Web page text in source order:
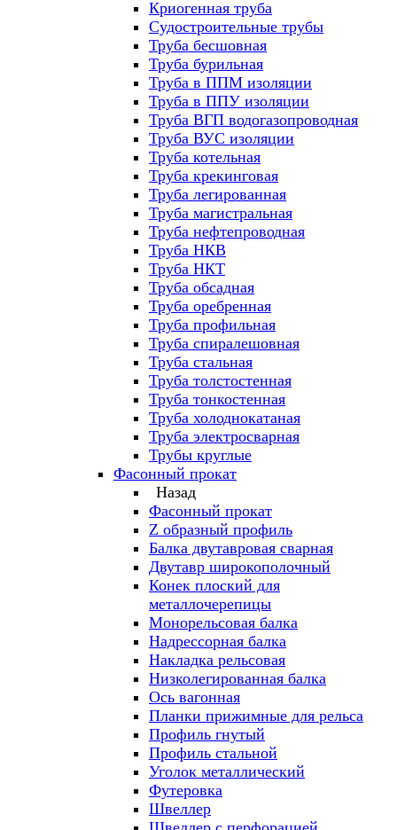
Криогенная труба
Судостроительные трубы
Труба бесшовная
Труба бурильная
Труба в ППМ изоляции
Труба в ППУ изоляции
Труба ВГП водогазопроводная
Труба ВУС изоляции
Труба котельная
Труба крекинговая
Труба легированная
Труба магистральная
Труба нефтепроводная
Труба НКВ
Труба НКТ
Труба обсадная
Труба оребренная
Труба профильная
Труба спиралешовная
Труба стальная
Труба толстостенная
Труба тонкостенная
Труба холоднокатаная
Труба электросварная
Трубы круглые
Фасонный прокат
Назад
Фасонный прокат
Z образный профиль
Балка двутавровая сварная
Двутавр широкополочный
Конек плоский для
металлочерепицы
Монорельсовая балка
Надрессорная балка
Накладка рельсовая
Низколегированная балка
Ось вагонная
Планки прижимные для рельса
Профиль гнутый
Профиль стальной
Уголок металлический
Футеровка
Швеллер